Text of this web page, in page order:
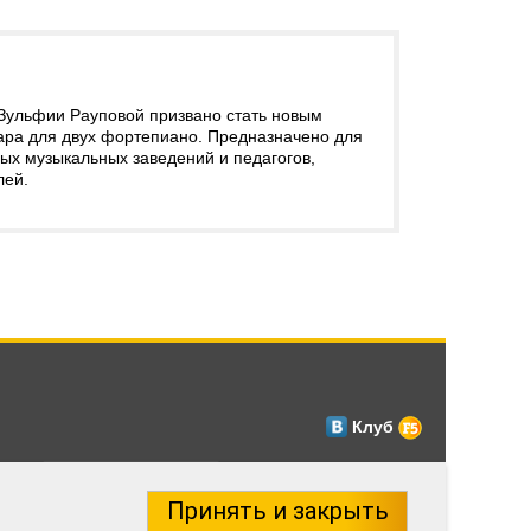
Рауповой призвано стать новым
для двух фортепиано. Предназначено для
музыкальных заведений и педагогов,
Клуб
Принять и закрыть